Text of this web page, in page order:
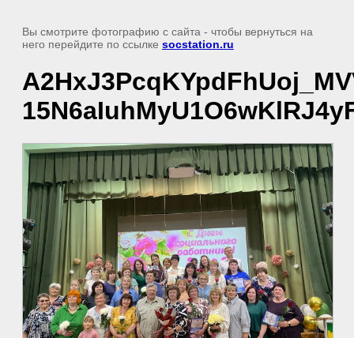
Вы смотрите фотографию с сайта - чтобы вернуться на
него перейдите по ссылке socstation.ru